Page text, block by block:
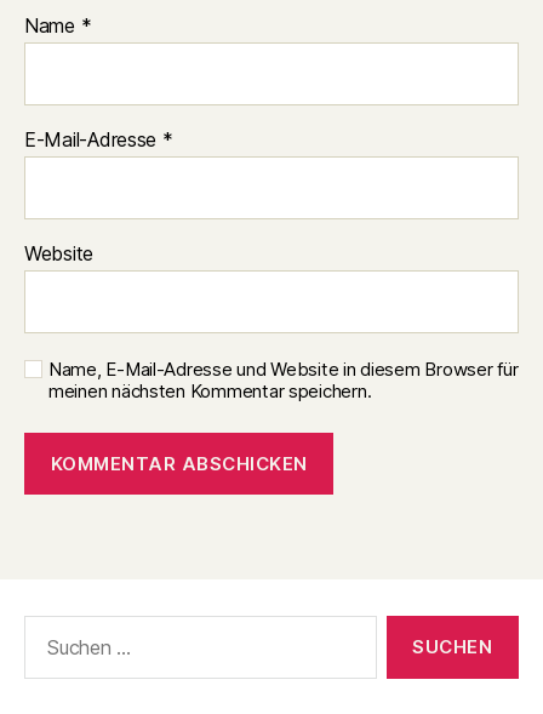
Name *
E-Mail-Adresse *
Website
Name, E-Mail-Adresse und Website in diesem Browser für
meinen nächsten Kommentar speichern.
nach: